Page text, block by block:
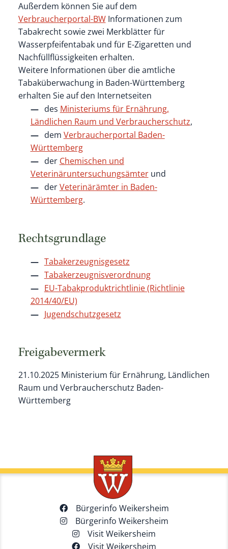
Außerdem können Sie auf dem
Verbraucherportal-BWInformationen zum
Tabakrecht sowie zwei Merkblätter für
Wasserpfeifentabak und für E-Zigaretten und
Nachfüllflüssigkeiten erhalten.
Weitere Informationen über die amtliche
Tabaküberwachung in Baden-Württemberg
erhalten Sie auf den Internetseiten
des Ministeriums für Ernährung,
Ländlichen Raum und Verbraucherschutz,
dem Verbraucherportal Baden-
Württemberg
der Chemischen und
Veterinäruntersuchungsämterund
derVeterinärämter in Baden-
Württemberg.
Rechtsgrundlage
Tabakerzeugnisgesetz
Tabakerzeugnisverordnung
EU-Tabakproduktrichtlinie (Richtlinie
2014/40/EU)
Jugendschutzgesetz
Freigabevermerk
21.10.2025 Ministerium für Ernährung, Ländlichen
Raum und Verbraucherschutz Baden-
Württemberg
Bürgerinfo Weikersheim
Bürgerinfo Weikersheim
Visit Weikersheim
Visit Weikersheim